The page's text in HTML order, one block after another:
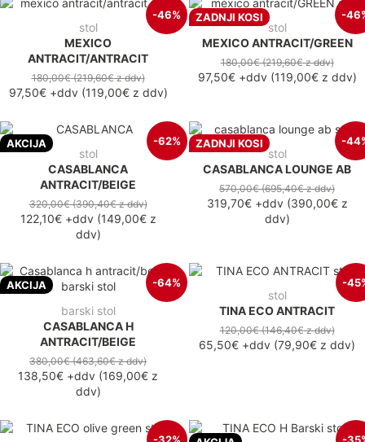
-46%
stol
MEXICO
ANTRACIT/ANTRACIT
180,00€(219,60€z ddv)
97,50€+ddv(119,00€z ddv)
ZADNJI KOSI -
stol
MEXICO ANTRACIT/GREEN
180,00€(219,60€z ddv)
97,50€+ddv(119,00€z ddv)
AKCIJA -62%
stol
CASABLANCA
ANTRACIT/BEIGE
320,00€(390,40€z ddv)
122,10€+ddv(149,00€z
ddv)
ZADNJI KOSI -
stol
CASABLANCA LOUNGE AB
570,00€(695,40€z ddv)
319,70€+ddv(390,00€z
ddv)
AKCIJA -64%
barski stol
CASABLANCA H
ANTRACIT/BEIGE
380,00€(463,60€z ddv)
138,50€ +ddv (169,00€ z
ddv)
-
stol
TINA ECO ANTRACIT
120,00€(146,40€z ddv)
65,50€ +ddv (79,90€ z ddv)